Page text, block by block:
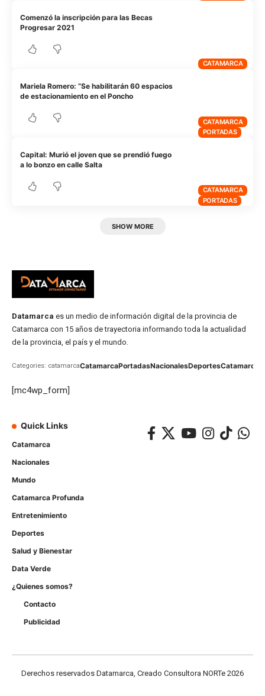
CATAMARCA
Comenzó la inscripción para las Becas
Progresar 2021
CATAMARCA
PORTADAS
Mariela Romero: “Se habilitarán 60 espacios
de estacionamiento en el Poncho
CATAMARCA
PORTADAS
Capital: Murió el joven que se prendió fuego
a lo bonzo en calle Salta
SHOW MORE
Datamarca es un medio de información digital de la provincia de
Catamarca con 15 años de trayectoria informando toda la actualidad
de la provincia, el país y el mundo.
Categories: catamarcaCatamarcaPortadasNacionalesDeportesCatamarca
[mc4wp_form]
Quick Links
Catamarca
Nacionales
Mundo
Catamarca Profunda
Entretenimiento
Deportes
Salud y Bienestar
Data Verde
¿Quienes somos?
Contacto
Publicidad
Derechos reservados Datamarca, Creado Consultora NORTe 2026